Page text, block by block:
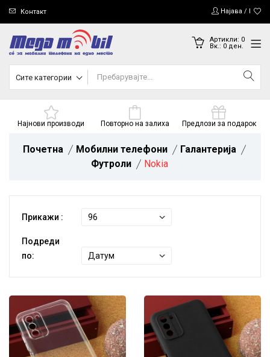
Контакт Најава /
Артикли: 0
Вк.: 0ден.
Сите категории
Најнови производи Повторно на залиха Предлози за подарок
Почетна Мобилни телефони
Галантерија
Футроли
Nokia
Прикажи :
Подреди
по: